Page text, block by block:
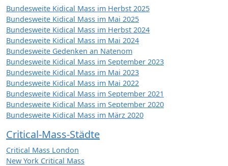
Bundesweite Kidical Mass im Herbst 2025
Bundesweite Kidical Mass im Mai 2025
Bundesweite Kidical Mass im Herbst 2024
Bundesweite Kidical Mass im Mai 2024
Bundesweite Gedenken an Natenom
Bundesweite Kidical Mass im September 2023
Bundesweite Kidical Mass im Mai 2023
Bundesweite Kidical Mass im Mai 2022
Bundesweite Kidical Mass im September 2021
Bundesweite Kidical Mass im September 2020
Bundesweite Kidical Mass im März 2020
Critical-Mass-Städte
Critical Mass London
New York Critical Mass